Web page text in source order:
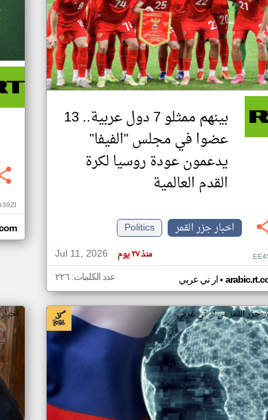
بينهم ممثلو 7 دول عربية.. 13
عضوا في مجلس "الفيفا"
يدعمون عودة روسيا لكرة
القدم العالمية
اخبار جزر القمر
Politics
Jul 11, 2026
منذ ٢٧ يوم
ار تي عربي• عدد الكلمات: ٢٢٦
جزر القمر من ار تي عربي